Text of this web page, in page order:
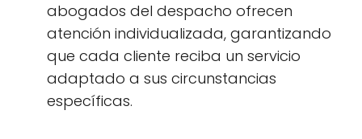
abogados del despacho ofrecen
atención individualizada, garantizando
que cada cliente reciba un servicio
adaptado a sus circunstancias
específicas.